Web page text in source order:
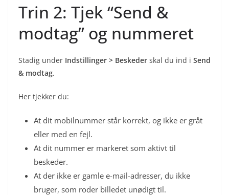
Trin 2: Tjek “Send &
modtag” og nummeret
Stadig under Indstillinger > Beskeder skal du ind i Send
& modtag.
Her tjekker du:
At dit mobilnummer står korrekt, og ikke er gråt
eller med en fejl.
At dit nummer er markeret som aktivt til
beskeder.
At der ikke er gamle e-mail-adresser, du ikke
bruger, som roder billedet unødigt til.